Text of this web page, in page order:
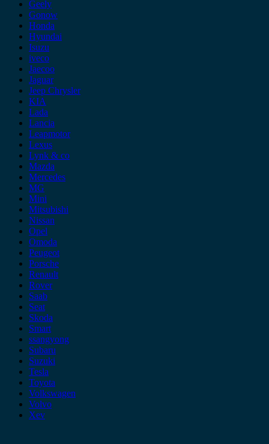
Geely
Gonow
Honda
Hyundai
Isuzu
iveco
Jaecoo
Jaguar
Jeep Chrysler
KIA
Lada
Lancia
Leapmotor
Lexus
Lynk & co
Mazda
Mercedes
MG
Mini
Mitsubishi
Nissan
Opel
Omoda
Peugeot
Porsche
Renault
Rover
Saab
Seat
Skoda
Smart
ssangyong
Subaru
Suzuki
Tesla
Toyota
Volkswagen
Volvo
Xev